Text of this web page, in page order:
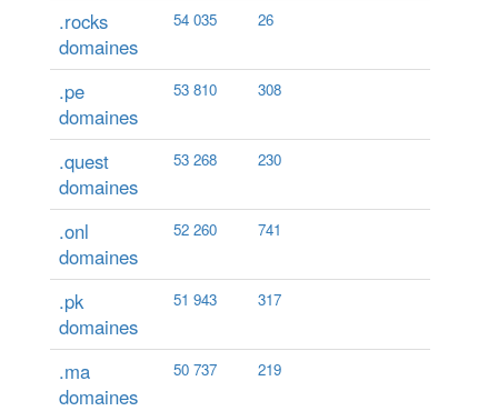
.rocks
domaines
54 035 26
.pe
domaines
53 810 308
.quest
domaines
53 268 230
.onl
domaines
52 260 741
.pk
domaines
51 943 317
.ma
domaines
50 737 219